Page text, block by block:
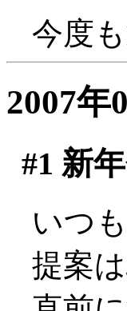
今度
2007年
#1 新
いつ
提案